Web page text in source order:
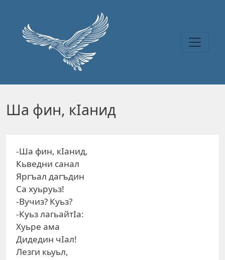
Ша фин, кIанид
-Ша фин, кIанид,
Кьведни санал
Яргъал дагъдин
Са хуьруьз!
-Вучиз? Куьз?
-Куьз лагьайтIа:
Хуьре ама
Дидедин чIал!
Лезги кьуьл,